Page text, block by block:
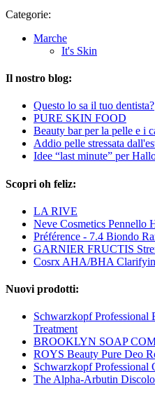
Categorie:
Marche
It's Skin
Il nostro blog:
Questo lo sa il tuo dentista?
PURE SKIN FOOD
Beauty bar per la pelle e i
Addio pelle stressata
Idee “last minute” per
Scopri oh feliz:
LA RIVE
Neve Cosmetics Pennello
Préférence - 7.4 Biondo
GARNIER FRUCTIS
Cosrx AHA/BHA
Nuovi prodotti:
Schwarzkopf Professional
Treatment
BROOKLYN SOAP
ROYS Beauty Pure Deo
Schwarzkopf Professional
The Alpha-Arbutin